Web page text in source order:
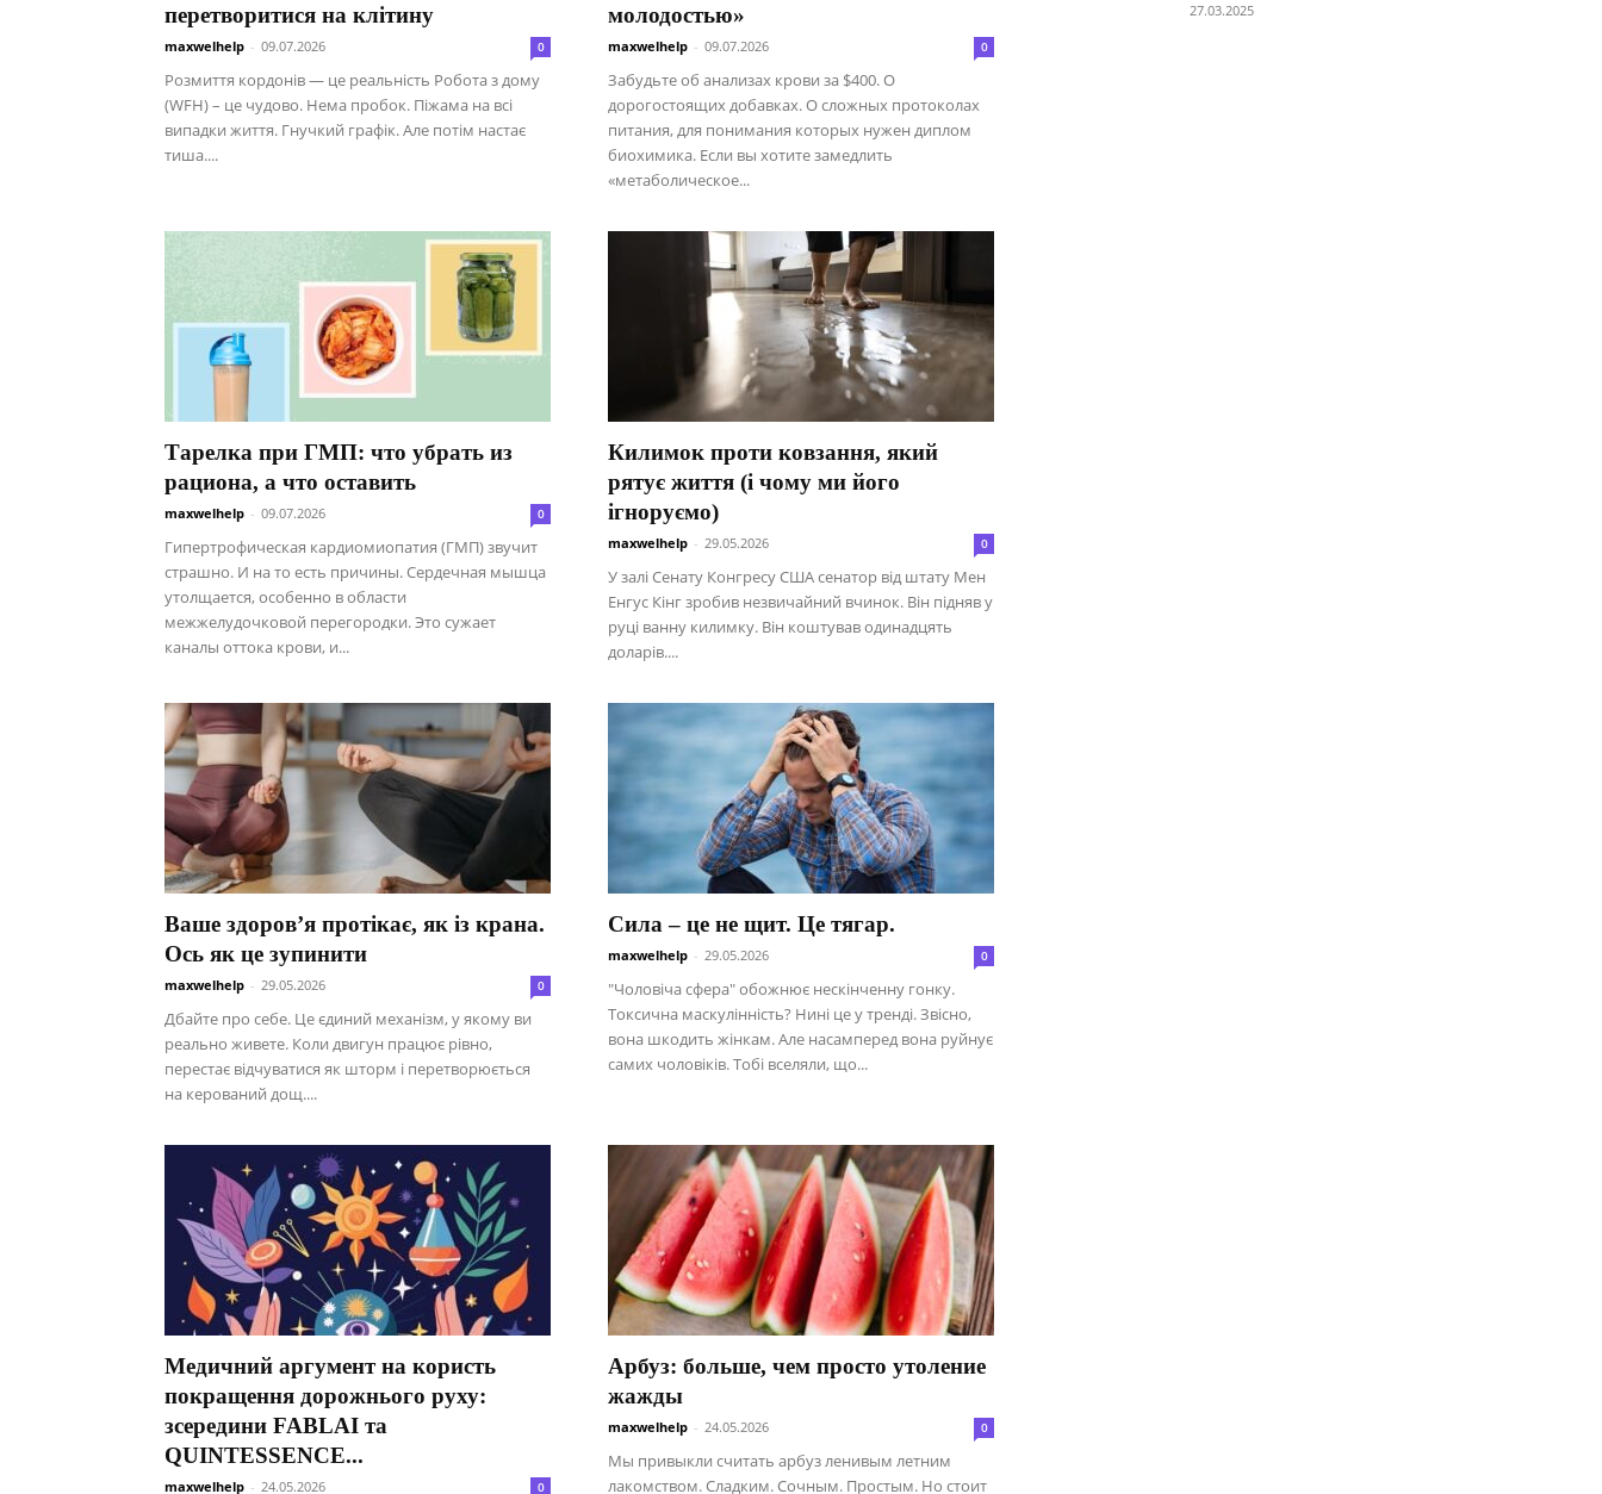
перетворитися на клітину
maxwelhelp - 09.07.2026 0
Розмиття кордонів — це реальність Робота з дому
(WFH) – це чудово. Нема пробок. Піжама на всі
випадки життя. Гнучкий графік. Але потім настає
тиша....
молодостью»
maxwelhelp - 09.07.2026 0
Забудьте об анализах крови за $400. О
дорогостоящих добавках. О сложных протоколах
питания, для понимания которых нужен диплом
биохимика. Если вы хотите замедлить
«метаболическое...
Тарелка при ГМП: что убрать из
рациона, а что оставить
maxwelhelp - 09.07.2026 0
Гипертрофическая кардиомиопатия (ГМП) звучит
страшно. И на то есть причины. Сердечная мышца
утолщается, особенно в области
межжелудочковой перегородки. Это сужает
каналы оттока крови, и...
Килимок проти ковзання, який
рятує життя (і чому ми його
ігноруємо)
maxwelhelp - 29.05.2026 0
У залі Сенату Конгресу США сенатор від штату Мен
Енгус Кінг зробив незвичайний вчинок. Він підняв у
руці ванну килимку. Він коштував одинадцять
доларів....
Ваше здоров’я протікає, як із крана.
Ось як це зупинити
maxwelhelp - 29.05.2026 0
Дбайте про себе. Це єдиний механізм, у якому ви
реально живете. Коли двигун працює рівно,
перестає відчуватися як шторм і перетворюється
на керований дощ....
Сила – це не щит. Це тягар.
maxwelhelp - 29.05.2026 0
"Чоловіча сфера" обожнює нескінченну гонку.
Токсична маскулінність? Нині це у тренді. Звісно, ​​
вона шкодить жінкам. Але насамперед вона руйнує
самих чоловіків. Тобі вселяли, що...
Медичний аргумент на користь
покращення дорожнього руху:
зсередини FABLAI та
QUINTESSENCE...
maxwelhelp - 24.05.2026 0
Арбуз: больше, чем просто утоление
жажды
maxwelhelp - 24.05.2026 0
Мы привыкли считать арбуз ленивым летним
лакомством. Сладким. Сочным. Простым. Но стоит
27.03.2025